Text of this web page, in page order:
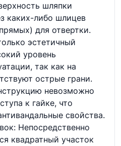
шляпки
каких-либо шлицев
для отвертки.
эстетичный
уровень
так как на
острые грани.
невозможно
к гайке, что
свойства.
Непосредственно
квадратный участок